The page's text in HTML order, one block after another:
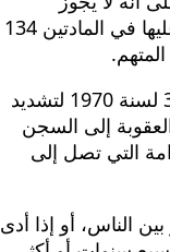
للمجني عليه في الجرائم المنصوص عليها في المادتين 134
كما تم تعديل المادة 53 من القانون 31 لسنة 1970 لتشديد
السجن
تصل إلى
أو إذا أدى